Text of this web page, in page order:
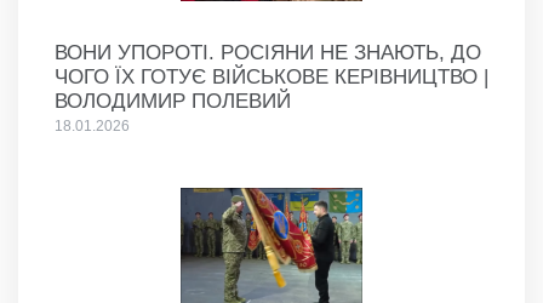
ВОНИ УПОРОТІ. РОСІЯНИ НЕ ЗНАЮТЬ, ДО
ЧОГО ЇХ ГОТУЄ ВІЙСЬКОВЕ КЕРІВНИЦТВО |
ВОЛОДИМИР ПОЛЕВИЙ
18.01.2026